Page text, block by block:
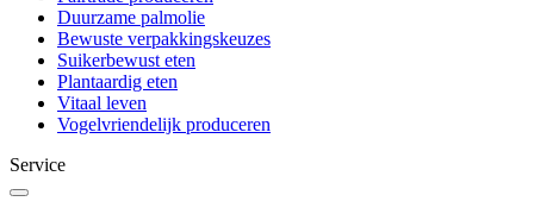
Duurzame palmolie
Bewuste verpakkingskeuzes
Suikerbewust eten
Plantaardig eten
Vitaal leven
Vogelvriendelijk produceren
Service